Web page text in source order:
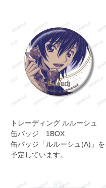
トレーディング ルルーシュ
缶バッジ 1BOX
缶バッジ「ルルーシュ(A)」を
予定しています。